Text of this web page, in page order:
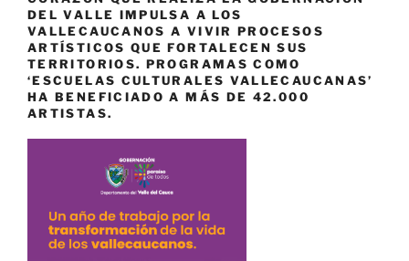
DEL VALLE IMPULSA A LOS
VALLECAUCANOS A VIVIR PROCESOS
ARTÍSTICOS QUE FORTALECEN SUS
TERRITORIOS. PROGRAMAS COMO
‘ESCUELAS CULTURALES VALLECAUCANAS’
HA BENEFICIADO A MÁS DE 42.000
ARTISTAS.